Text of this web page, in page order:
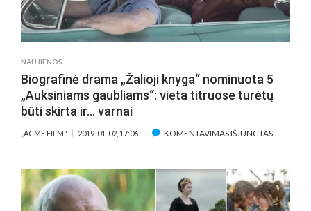
NAUJIENOS
Biografinė drama „Žalioji knyga“ nominuota 5
„Auksiniams gaubliams“: vieta titruose turėtų
būti skirta ir… varnai
„ACME FILM" 2019-01-02, 17:06 KOMENTAVIMAS IŠJUNGTASĮRAŠE
„ŽALIOJI
KNYGA“